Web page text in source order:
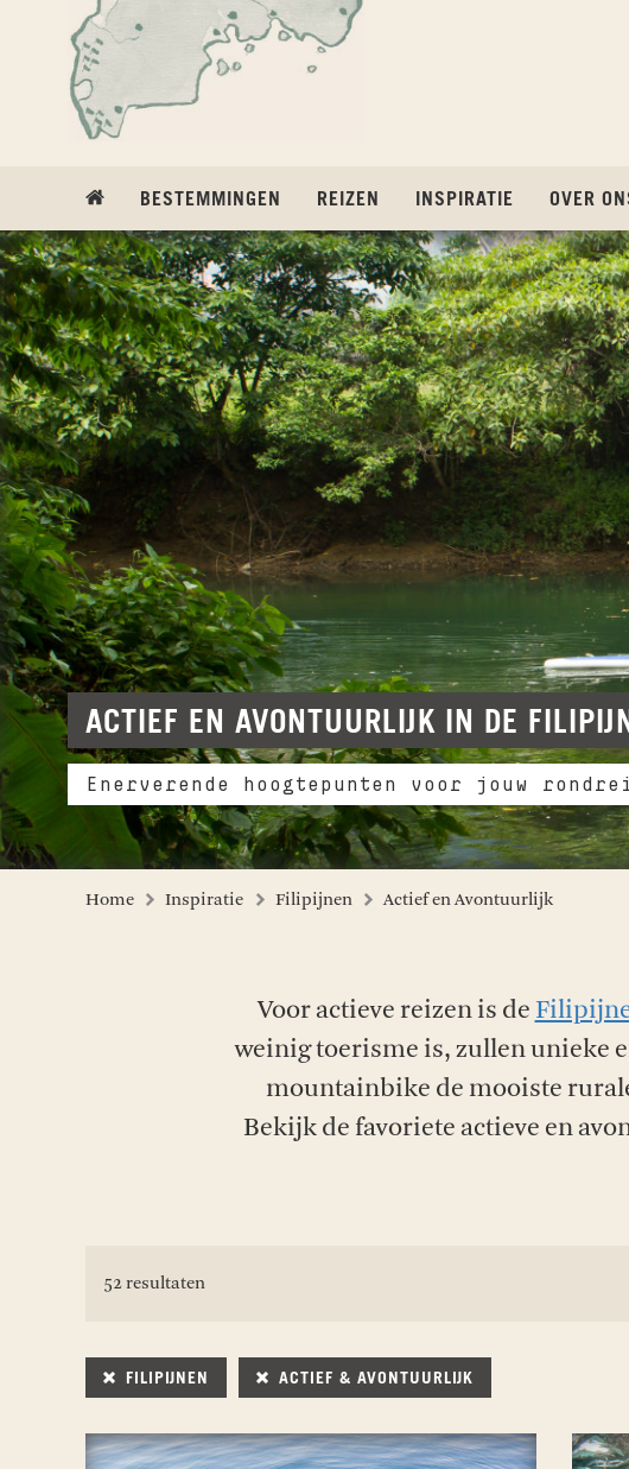
Ga naar inhoud
BESTEMMINGEN REIZEN INSPIRATIE OVER
ACTIEF EN AVONTUURLIJK IN DE
Enerverende hoogtepunten voor jouw
Home Inspiratie Filipijnen Actief en Avontuurlijk
Voor actieve reizen is de
weinig toerisme is, zullen unieke
mountainbike de mooiste
Bekijk de favoriete actieve en
52 resultaten
FILIPIJNEN ACTIEF & AVONTUURLIJK